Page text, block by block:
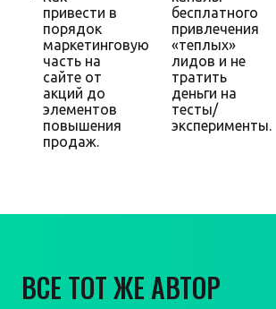
привести в
порядок
маркетинговую
часть на
сайте от
акций до
элементов
повышения
продаж.
бесплатного
привлечения
«теплых»
лидов и не
тратить
деньги на
тесты/
эксперименты.
ВСЕ ТОТ ЖЕ АВТОР